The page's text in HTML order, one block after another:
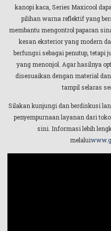
kanopi kaca, Series Maxicool
pilihan warna reflektif yang
membantu mengontrol paparan
kesan eksterior yang modern
berfungsi sebagai penutup, tetapi
yang menonjol. Agar hasilnya
disesuaikan dengan material
tampil selaras
Silakan kunjungi dan berdiskusi
penyempurnaan layanan dari
sini. Informasi lebih
melalui